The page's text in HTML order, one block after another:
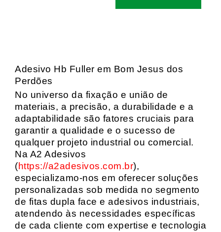
Adesivo Hb Fuller em Bom Jesus dos
Perdões
No universo da fixação e união de
materiais, a precisão, a durabilidade e a
adaptabilidade são fatores cruciais para
garantir a qualidade e o sucesso de
qualquer projeto industrial ou comercial.
Na A2 Adesivos
(https://a2adesivos.com.br),
especializamo-nos em oferecer soluções
personalizadas sob medida no segmento
de fitas dupla face e adesivos industriais,
atendendo às necessidades específicas
de cada cliente com expertise e tecnologia